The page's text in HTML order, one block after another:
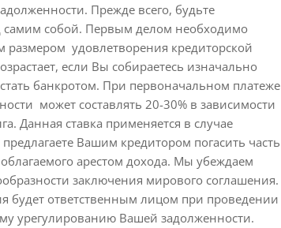
Прежде всего, будьте
самим собой. Первым делом необходимо
размером удовлетворения кредиторской
если Вы собираетесь изначально
банкротом. При первоначальном платеже
может составлять 20-30% в зависимости
Данная ставка применяется в случае
Вашим кредитором погасить часть
арестом дохода. Мы убеждаем
заключения мирового соглашения.
будет ответственным лицом при проведении
урегулированию Вашей задолженности.